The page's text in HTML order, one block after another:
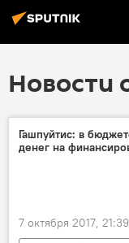
Новости
Гашпуйтис: в
денег на
7 октября 2017, 21:39